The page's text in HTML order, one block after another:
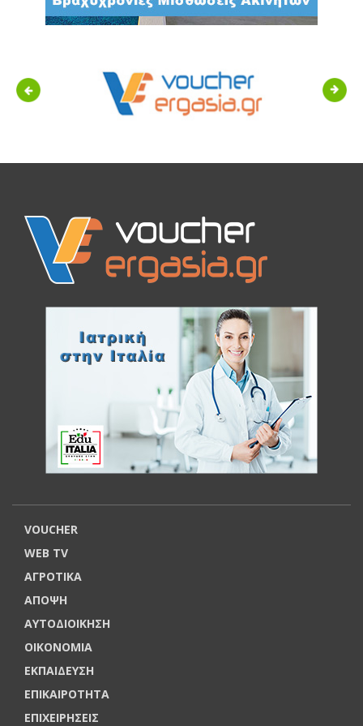
Previous Next
VOUCHER
WEB TV
ΑΓΡΟΤΙΚΑ
ΑΠΟΨΗ
ΑΥΤΟΔΙΟΙΚΗΣΗ
ΟΙΚΟΝΟΜΙΑ
ΕΚΠΑΙΔΕΥΣΗ
ΕΠΙΚΑΙΡΟΤΗΤΑ
ΕΠΙΧΕΙΡΗΣΕΙΣ